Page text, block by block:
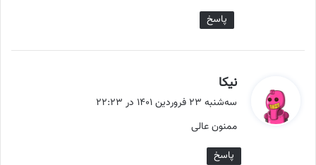
پاسخ
نیکا
ف
:
سه‌شنبه ۲۳ فروردین ۱۴۰۱ در ۲۲:۲۳
ممنون عالی
پاسخ